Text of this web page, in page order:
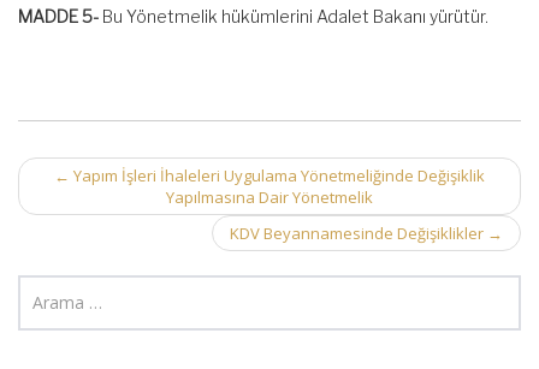
MADDE 5- Bu Yönetmelik hükümlerini Adalet Bakanı yürütür.
Post
navigation
← Yapım İşleri İhaleleri Uygulama Yönetmeliğinde Değişiklik
Yapılmasına Dair Yönetmelik
KDV Beyannamesinde Değişiklikler →